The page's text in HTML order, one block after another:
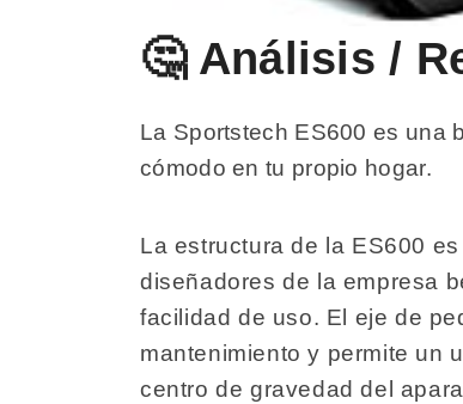
🤔 Análisis /
La Sportstech ES600 es una
cómodo en tu propio hogar.
La estructura de la ES600
diseñadores de la empresa
facilidad de uso. El eje de
mantenimiento y permite un
centro de gravedad del